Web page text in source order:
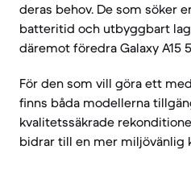
deras behov. De som söker
batteritid och utbyggbart
däremot föredra Galaxy A15
För den som vill göra ett
finns båda modellerna
kvalitetssäkrade
bidrar till en mer miljövänlig